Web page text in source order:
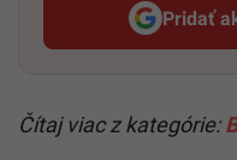
Pridať
Čítaj viac z kategórie: